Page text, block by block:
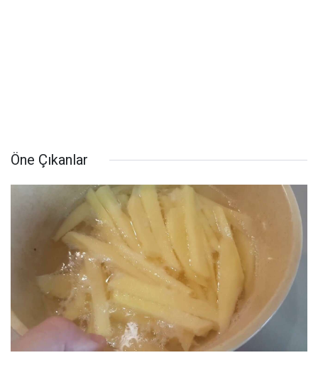
Öne Çıkanlar